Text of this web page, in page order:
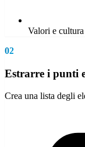
Valori e
02
Estrarre i punti
Crea una lista degli